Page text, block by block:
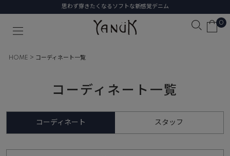
思わず穿きたくなるソフトな新感覚デニム
0
HOME コーディネート一覧
コーディネート一覧
コーディネート スタッフ